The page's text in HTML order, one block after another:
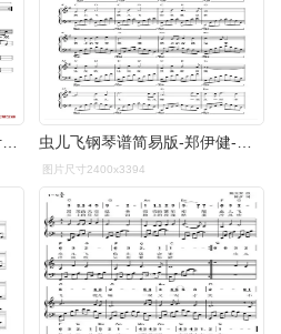
图片尺寸2400x3394